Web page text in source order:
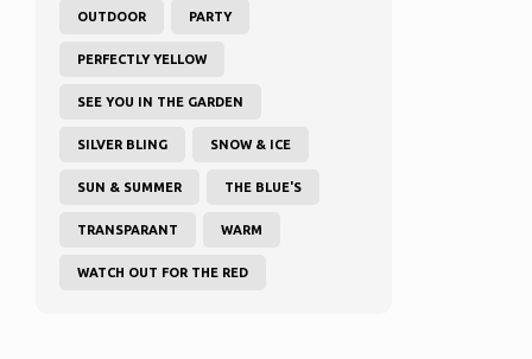
OUTDOOR PARTY
PERFECTLY YELLOW
SEE YOU IN THE GARDEN
SILVER BLING SNOW & ICE
SUN & SUMMER THE BLUE'S
TRANSPARANT WARM
WATCH OUT FOR THE RED